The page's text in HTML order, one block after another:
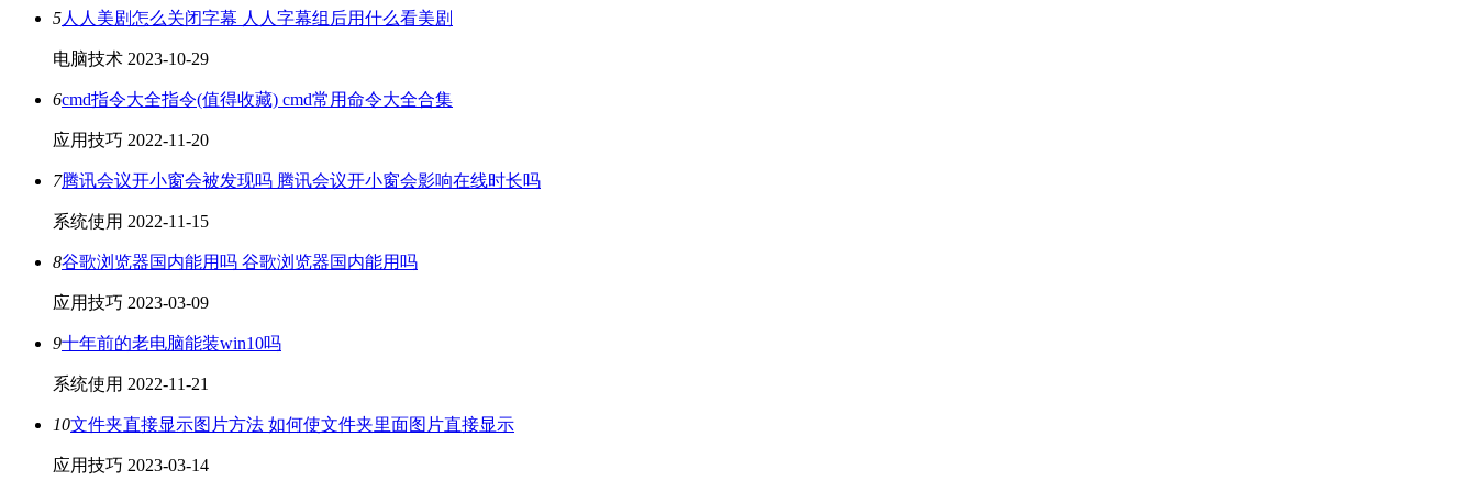
5人人美剧怎么关闭字幕 人人字幕组后用什么看美剧
电脑技术 2023-10-29
6cmd指令大全指令(值得收藏) cmd常用命令大全合集
应用技巧 2022-11-20
7腾讯会议开小窗会被发现吗 腾讯会议开小窗会影响在线时长吗
系统使用 2022-11-15
8谷歌浏览器国内能用吗 谷歌浏览器国内能用吗
应用技巧 2023-03-09
9十年前的老电脑能装win10吗
系统使用 2022-11-21
10文件夹直接显示图片方法 如何使文件夹里面图片直接显示
应用技巧 2023-03-14